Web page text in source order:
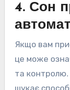
4. Сон
Якщо вам
це може
та